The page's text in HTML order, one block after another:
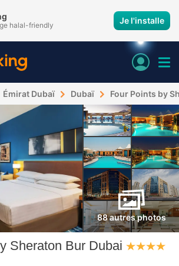
halal-friendly Je l'installe
Émirat Dubaï Dubaï Four Points by
88 autres photos
Sheraton Bur Dubai